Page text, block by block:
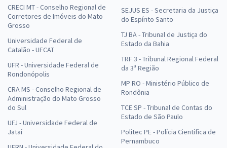
CRECI MT - Conselho Regional de
Corretores de Imóveis do Mato
Grosso
Universidade Federal de
Catalão - UFCAT
UFR - Universidade Federal de
Rondonópolis
CRA MS - Conselho Regional de
Administração do Mato Grosso
do Sul
UFJ - Universidade Federal de
Jataí
SEJUS ES - Secretaria da Justiça
do Espírito Santo
TJ BA - Tribunal de Justiça do
Estado da Bahia
TRF 3 - Tribunal Regional Federal
da 3ª Região
MP RO - Ministério Público de
Rondônia
TCE SP - Tribunal de Contas do
Estado de São Paulo
Politec PE - Polícia Científica de
Pernambuco